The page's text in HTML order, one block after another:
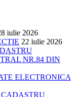
iulie 2026
22 iulie 2026
NR.84 DIN
ELECTRONICA